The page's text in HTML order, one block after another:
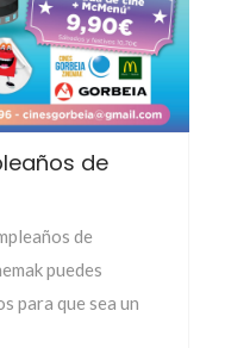
de
de
puedes
para que sea un